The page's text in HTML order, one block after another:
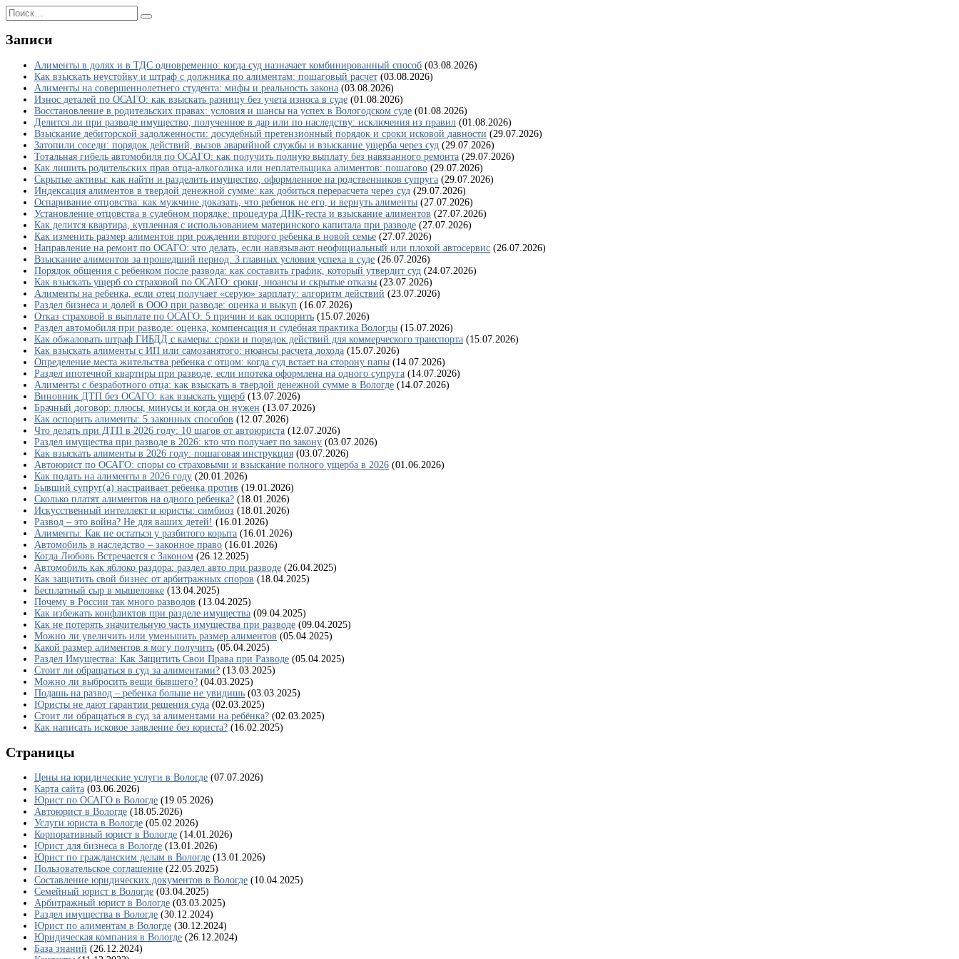
Перейти
к
содержанию
Search
for:
Записи
Алименты в долях и в ТДС одновременно: когда суд назначает комбинированный способ (03.08.2026)
Как взыскать неустойку и штраф с должника по алиментам: пошаговый расчет (03.08.2026)
Алименты на совершеннолетнего студента: мифы и реальность закона (03.08.2026)
Износ деталей по ОСАГО: как взыскать разницу без учета износа в суде (01.08.2026)
Восстановление в родительских правах: условия и шансы на успех в Вологодском суде (01.08.2026)
Делится ли при разводе имущество, полученное в дар или по наследству: исключения из правил (01.08.2026)
Взыскание дебиторской задолженности: досудебный претензионный порядок и сроки исковой давности (29.07.2026)
Затопили соседи: порядок действий, вызов аварийной службы и взыскание ущерба через суд (29.07.2026)
Тотальная гибель автомобиля по ОСАГО: как получить полную выплату без навязанного ремонта (29.07.2026)
Как лишить родительских прав отца-алкоголика или неплательщика алиментов: пошагово (29.07.2026)
Скрытые активы: как найти и разделить имущество, оформленное на родственников супруга (29.07.2026)
Индексация алиментов в твердой денежной сумме: как добиться перерасчета через суд (29.07.2026)
Оспаривание отцовства: как мужчине доказать, что ребенок не его, и вернуть алименты (27.07.2026)
Установление отцовства в судебном порядке: процедура ДНК-теста и взыскание алиментов (27.07.2026)
Как делится квартира, купленная с использованием материнского капитала при разводе (27.07.2026)
Как изменить размер алиментов при рождении второго ребенка в новой семье (27.07.2026)
Направление на ремонт по ОСАГО: что делать, если навязывают неофициальный или плохой автосервис (26.07.2026)
Взыскание алиментов за прошедший период: 3 главных условия успеха в суде (26.07.2026)
Порядок общения с ребенком после развода: как составить график, который утвердит суд (24.07.2026)
Как взыскать ущерб со страховой по ОСАГО: сроки, нюансы и скрытые отказы (23.07.2026)
Алименты на ребенка, если отец получает «серую» зарплату: алгоритм действий (23.07.2026)
Раздел бизнеса и долей в ООО при разводе: оценка и выкуп (16.07.2026)
Отказ страховой в выплате по ОСАГО: 5 причин и как оспорить (15.07.2026)
Раздел автомобиля при разводе: оценка, компенсация и судебная практика Вологды (15.07.2026)
Как обжаловать штраф ГИБДД с камеры: сроки и порядок действий для коммерческого транспорта (15.07.2026)
Как взыскать алименты с ИП или самозанятого: нюансы расчета дохода (15.07.2026)
Определение места жительства ребенка с отцом: когда суд встает на сторону папы (14.07.2026)
Раздел ипотечной квартиры при разводе, если ипотека оформлена на одного супруга (14.07.2026)
Алименты с безработного отца: как взыскать в твердой денежной сумме в Вологде (14.07.2026)
Виновник ДТП без ОСАГО: как взыскать ущерб (13.07.2026)
Брачный договор: плюсы, минусы и когда он нужен (13.07.2026)
Как оспорить алименты: 5 законных способов (12.07.2026)
Что делать при ДТП в 2026 году: 10 шагов от автоюриста (12.07.2026)
Раздел имущества при разводе в 2026: кто что получает по закону (03.07.2026)
Как взыскать алименты в 2026 году: пошаговая инструкция (03.07.2026)
Автоюрист по ОСАГО: споры со страховыми и взыскание полного ущерба в 2026 (01.06.2026)
Как подать на алименты в 2026 году (20.01.2026)
Бывший супруг(а) настраивает ребенка против (19.01.2026)
Сколько платят алиментов на одного ребенка? (18.01.2026)
Искусственный интеллект и юристы: симбиоз (18.01.2026)
Развод – это война? Не для ваших детей! (16.01.2026)
Алименты: Как не остаться у разбитого корыта (16.01.2026)
Автомобиль в наследство – законное право (16.01.2026)
Когда Любовь Встречается с Законом (26.12.2025)
Автомобиль как яблоко раздора: раздел авто при разводе (26.04.2025)
Как защитить свой бизнес от арбитражных споров (18.04.2025)
Бесплатный сыр в мышеловке (13.04.2025)
Почему в России так много разводов (13.04.2025)
Как избежать конфликтов при разделе имущества (09.04.2025)
Как не потерять значительную часть имущества при разводе (09.04.2025)
Можно ли увеличить или уменьшить размер алиментов (05.04.2025)
Какой размер алиментов я могу получить (05.04.2025)
Раздел Имущества: Как Защитить Свои Права при Разводе (05.04.2025)
Стоит ли обращаться в суд за алиментами? (13.03.2025)
Можно ли выбросить вещи бывшего? (04.03.2025)
Подашь на развод – ребенка больше не увидишь (03.03.2025)
Юристы не дают гарантии решения суда (02.03.2025)
Стоит ли обращаться в суд за алиментами на ребёнка? (02.03.2025)
Как написать исковое заявление без юриста? (16.02.2025)
Страницы
Цены на юридические услуги в Вологде (07.07.2026)
Карта сайта (03.06.2026)
Юрист по ОСАГО в Вологде (19.05.2026)
Автоюрист в Вологде (18.05.2026)
Услуги юриста в Вологде (05.02.2026)
Корпоративный юрист в Вологде (14.01.2026)
Юрист для бизнеса в Вологде (13.01.2026)
Юрист по гражданским делам в Вологде (13.01.2026)
Пользовательское соглашение (22.05.2025)
Составление юридических документов в Вологде (10.04.2025)
Семейный юрист в Вологде (03.04.2025)
Арбитражный юрист в Вологде (03.03.2025)
Раздел имущества в Вологде (30.12.2024)
Юрист по алиментам в Вологде (30.12.2024)
Юридическая компания в Вологде (26.12.2024)
База знаний (26.12.2024)